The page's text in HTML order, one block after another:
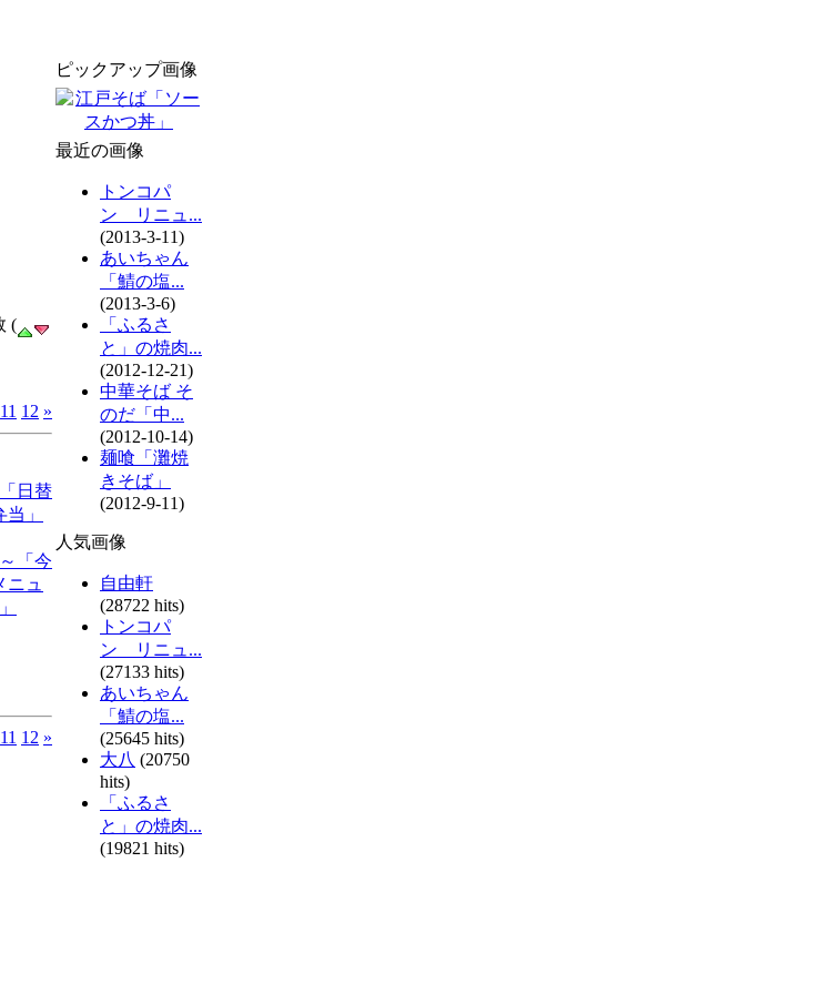
(
11 12 »
11 12 »
ピックアップ画像
最近の画像
トンコパ
ン リニュ...
(2013-3-11)
あいちゃん
「鯖の塩...
(2013-3-6)
「ふるさ
と」の焼肉...
(2012-12-21)
中華そば そ
のだ「中...
(2012-10-14)
麺喰「灘焼
きそば」
(2012-9-11)
人気画像
自由軒
(28722 hits)
トンコパ
ン リニュ...
(27133 hits)
あいちゃん
「鯖の塩...
(25645 hits)
大八 (20750
hits)
「ふるさ
と」の焼肉...
(19821 hits)